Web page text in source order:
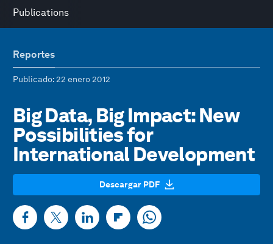
Publications
Reportes
Publicado: 22 enero 2012
Big Data, Big Impact: New
Possibilities for
International Development
Descargar PDF